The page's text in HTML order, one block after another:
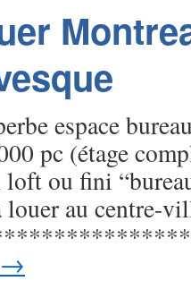
espace
pc (étage
ou fini
louer au centre-
→